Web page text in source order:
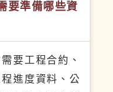
要準備哪些資
要工程合約、
進度資料、公